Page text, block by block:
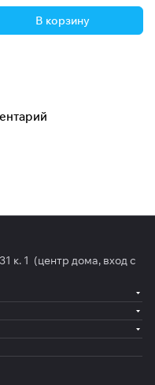
В корзину
к. 1 (центр дома, вход с